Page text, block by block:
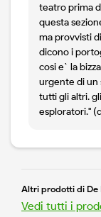
teatro prima
questa
ma provvisti
dicono i
cosi e` la
urgente di un
tutti gli altri.
esploratori."
Altri prodotti di De
Vedi tutti i